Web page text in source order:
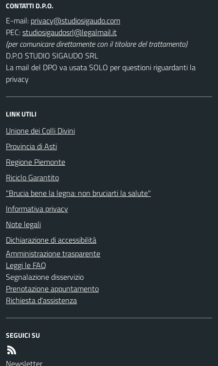
CONTATTI D.P.O.
E-mail:
PEC:
(per comunicare direttamente con il titolare del trattamento)
D.P.O STUDIO SIGAUDO SRL
La mail del DPO va usata SOLO per questioni riguardanti la
privacy
LINK UTILI
Unione dei Colli Divini
Provincia di Asti
Regione Piemonte
Riciclo Garantito
"Brucia bene la legna: non bruciarti la salute"
Informativa privacy
Note legali
Dichiarazione di accessibilità
Amministrazione trasparente
Leggi le FAQ
Segnalazione disservizio
Prenotazione appuntamento
Richiesta d'assistenza
SEGUICI SU
Newsletter